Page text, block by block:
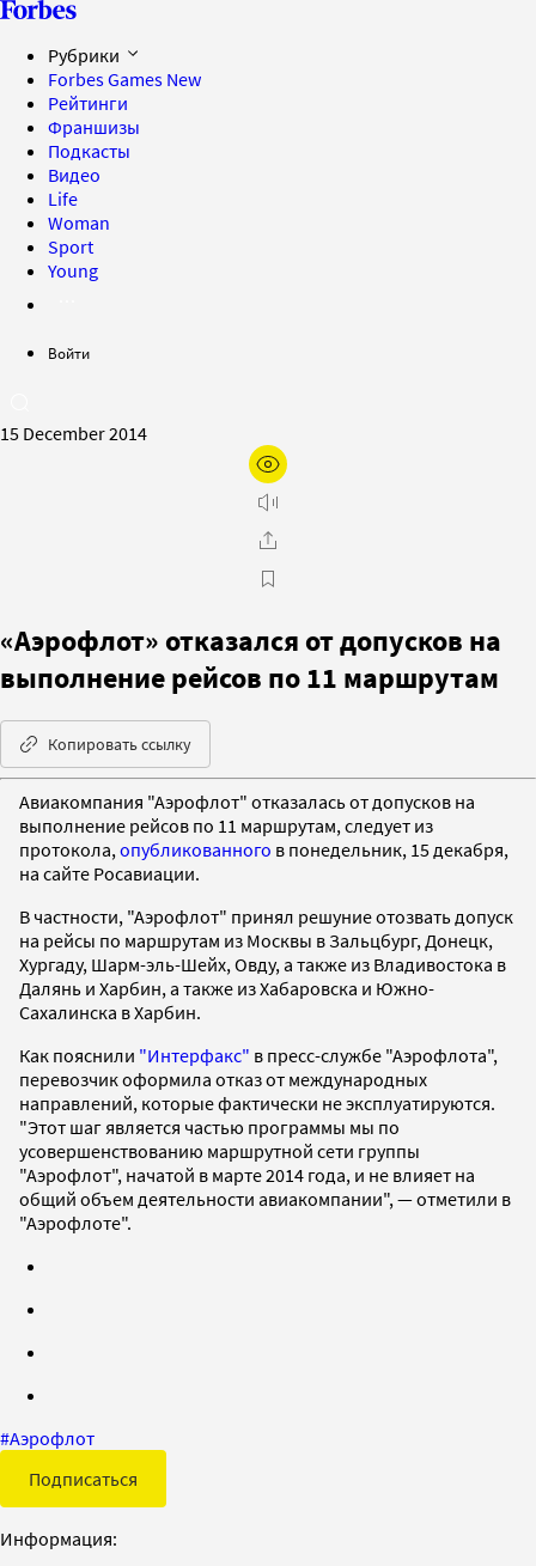
Рубрики
Forbes Games New
Рейтинги
Франшизы
Подкасты
Видео
Life
Woman
Sport
Young
Войти
15 December 2014
«Аэрофлот» отказался от допусков на
выполнение рейсов по 11 маршрутам
Копировать ссылку
Авиакомпания "Аэрофлот" отказалась от допусков на
выполнение рейсов по 11 маршрутам, следует из
протокола, опубликованного в понедельник, 15 декабря,
на сайте Росавиации.
В частности, "Аэрофлот" принял решуние отозвать допуск
на рейсы по маршрутам из Москвы в Зальцбург, Донецк,
Хургаду, Шарм-эль-Шейх, Овду, а также из Владивостока в
Далянь и Харбин, а также из Хабаровска и Южно-
Сахалинска в Харбин.
Как пояснили "Интерфакс" в пресс-службе "Аэрофлота",
перевозчик оформила отказ от международных
направлений, которые фактически не эксплуатируются.
"Этот шаг является частью программы мы по
усовершенствованию маршрутной сети группы
"Аэрофлот", начатой в марте 2014 года, и не влияет на
общий объем деятельности авиакомпании", — отметили в
"Аэрофлоте".
#Аэрофлот
Подписаться
Информация: